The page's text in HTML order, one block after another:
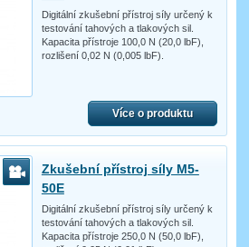
Digitální zkušební přístroj síly určený k
testování tahových a tlakových sil.
Kapacita přístroje 100,0 N (20,0 lbF),
rozlišení 0,02 N (0,005 lbF).
Více o produktu
Zkušební přístroj síly M5-
50E
Digitální zkušební přístroj síly určený k
testování tahových a tlakových sil.
Kapacita přístroje 250,0 N (50,0 lbF),